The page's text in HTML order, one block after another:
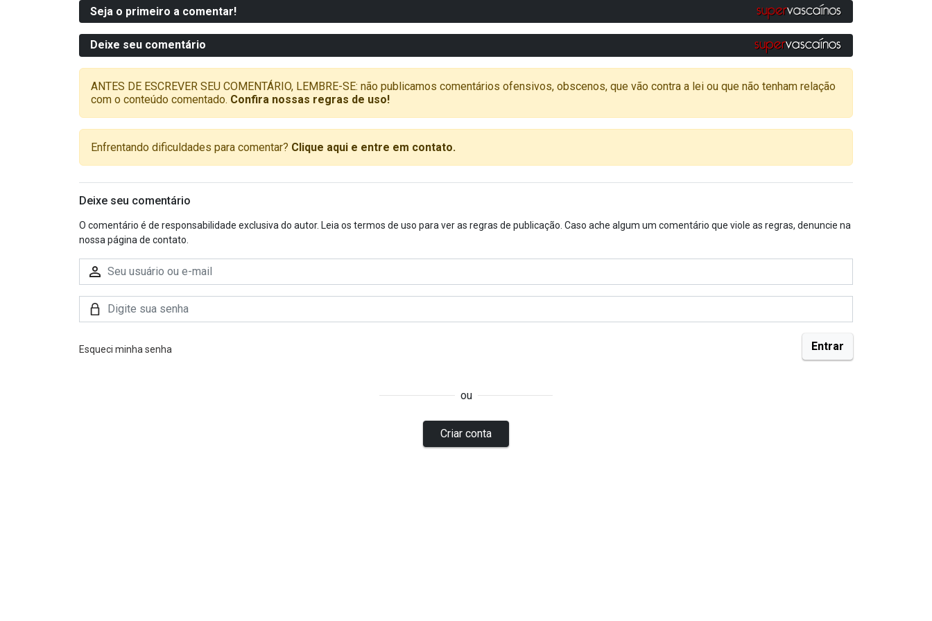
Seja o primeiro a comentar!
Deixe seu comentário
ANTES DE ESCREVER SEU COMENTÁRIO, LEMBRE-SE: não publicamos comentários ofensivos, obscenos, que vão contra a lei ou que não tenham relação
com o conteúdo comentado. Confira nossas regras de uso!
Enfrentando dificuldades para comentar? Clique aqui e entre em contato.
Deixe seu comentário
O comentário é de responsabilidade exclusiva do autor. Leia os termos de uso para ver as regras de publicação. Caso ache algum um comentário que viole as regras, denuncie na
nossa página de contato.
Esqueci minha senha
ou
Criar conta